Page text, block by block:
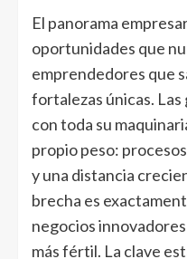
El panorama
oportunidades que
emprendedores que
fortalezas únicas.
con toda su
propio peso:
y una distancia
brecha es
negocios
más fértil. La clave